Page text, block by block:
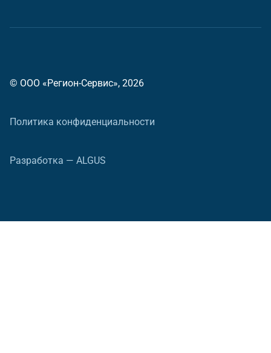
© ООО «Регион-Сервис», 2026
Политика конфиденциальности
Разработка — ALGUS